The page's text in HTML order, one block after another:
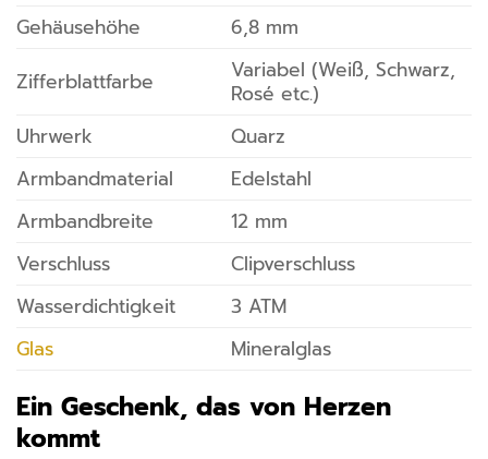
Gehäusehöhe
6,8 mm
Zifferblattfarbe
Variabel (Weiß, Schwarz,
Rosé etc.)
Uhrwerk
Quarz
Armbandmaterial
Edelstahl
Armbandbreite
12 mm
Verschluss
Clipverschluss
Wasserdichtigkeit
3 ATM
Glas
Mineralglas
Ein Geschenk, das von Herzen
kommt